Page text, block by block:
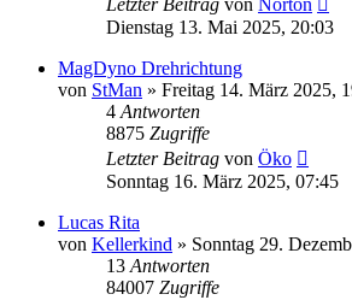
Dienstag 13. Mai 2025, 20:03
MagDyno Drehrichtung
von StMan » Freitag 14. März 2025,
4 Antworten
8875 Zugriffe
Letzter Beitrag von Öko
Sonntag 16. März 2025, 07:45
Lucas Rita
von Kellerkind » Sonntag 29.
13 Antworten
84007 Zugriffe